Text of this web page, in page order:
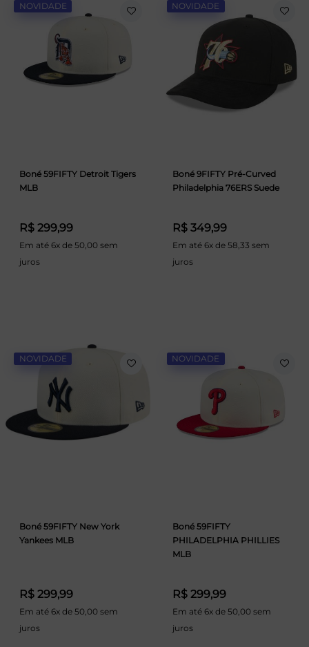
NOVIDADE
Boné 59FIFTY Detroit Tigers
MLB
R$ 299,99
Em até 6x de 50,00 sem
juros
NOVIDADE
Boné 9FIFTY Pré-Curved
Philadelphia 76ERS Suede
R$ 349,99
Em até 6x de 58,33 sem
juros
NOVIDADE
Boné 59FIFTY New York
Yankees MLB
R$ 299,99
Em até 6x de 50,00 sem
juros
NOVIDADE
Boné 59FIFTY
PHILADELPHIA PHILLIES
MLB
R$ 299,99
Em até 6x de 50,00 sem
juros